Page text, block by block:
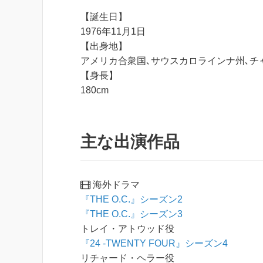
【誕生日】
1976年11月1日
【出身地】
アメリカ合衆国､サウスカロラインナ州､チ
【身長】
180cm
主な出演作品
海外ドラマ
『THE O.C.』シーズン2
『THE O.C.』シーズン3
トレイ・アトウッド役
『24 -TWENTY FOUR』シーズン4
リチャード・ヘラー役